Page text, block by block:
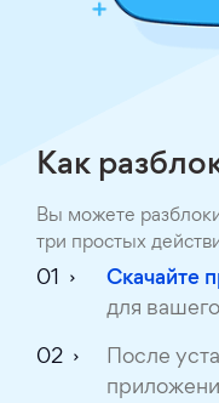
Как
Вы можете
три простых
Скачайте
для
После